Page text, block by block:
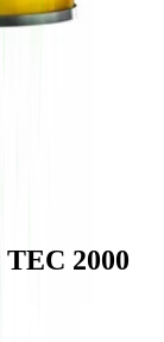
2000